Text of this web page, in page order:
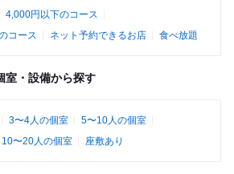
4,000円以下のコース
コース
ネット予約できるお店 食べ放題
室・設備から探す
3〜4人の個室
5〜10人の個室
10〜20人の個室 座敷あり